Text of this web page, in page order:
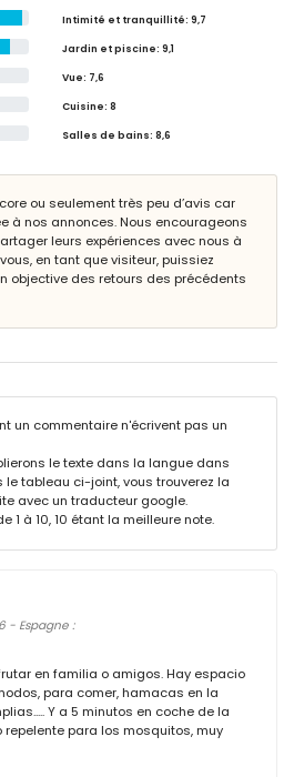
Intimité et tranquillité: 9,7
Jardin et piscine: 9,1
Vue: 7,6
Cuisine: 8
Salles de bains: 8,6
ou seulement très peu d’avis car
à nos annonces. Nous encourageons
leurs expériences avec nous à
en tant que visiteur, puissiez
objective des retours des précédents
un commentaire n'écrivent pas un
le texte dans la langue dans
le tableau ci-joint, vous trouverez la
avec un traducteur google.
1 à 10, 10 étant la meilleure note.
- Espagne :
en familia o amigos. Hay espacio
para comer, hamacas en la
Y a 5 minutos en coche de la
repelente para los mosquitos, muy